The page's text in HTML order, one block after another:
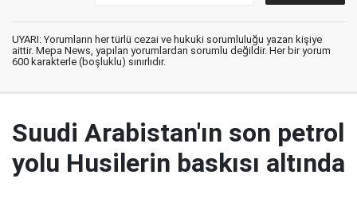
UYARI: Yorumların her türlü cezai ve hukuki sorumluluğu yazan kişiye
aittir. Mepa News, yapılan yorumlardan sorumlu değildir. Her bir yorum
600 karakterle (boşluklu) sınırlıdır.
Suudi Arabistan'ın son petrol
yolu Husilerin baskısı altında